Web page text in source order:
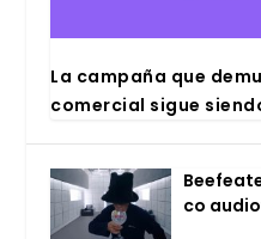
La cam­pa­ña que
comer­cial sigue
co